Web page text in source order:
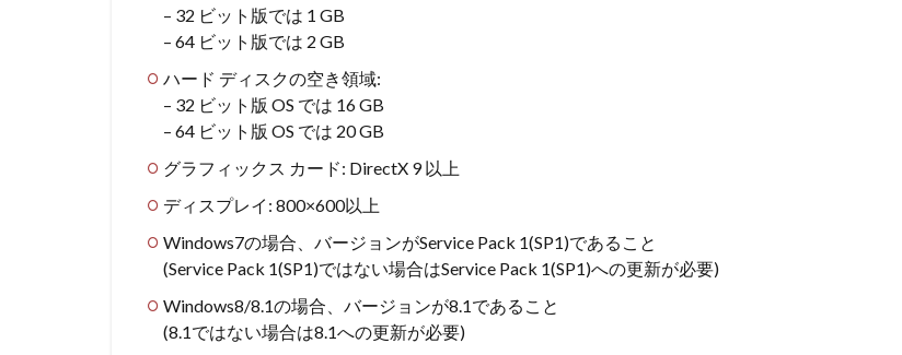
– 32 ビット版では 1 GB
– 64 ビット版では 2 GB
ハード ディスクの空き領域:
– 32 ビット版 OS では 16 GB
– 64 ビット版 OS では 20 GB
グラフィックス カード: DirectX 9 以上
ディスプレイ: 800×600以上
Windows7の場合 、バージョンがService Pack 1(SP1)であること
(Service Pack 1(SP1)ではない場合はService Pack 1(SP1)への更新が必要)
Windows8/8.1の場合 、バージョンが8.1であること
(8.1ではない場合は8.1への更新が必要)